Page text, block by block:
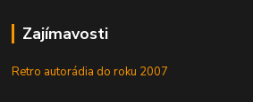
Zajímavosti
Retro autorádia do roku 2007